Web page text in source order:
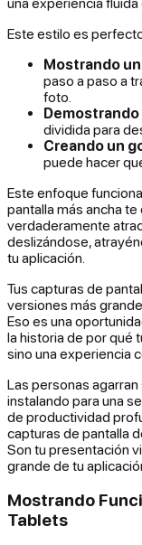
Este estilo es
Mostrando
paso a paso a
foto.
dividida para
Creando un
puede hacer
Este enfoque
pantalla más ancha
verdaderamente
deslizándose,
tu aplicación.
Tus capturas de
versiones más
Eso es una
la historia de por qué
sino una experiencia
Las personas
instalando para una
de productividad
capturas de pantalla
Son tu presentación
grande de tu
Mostrando
Tablets